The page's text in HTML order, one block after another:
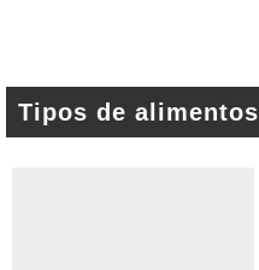
Tipos de alimentos